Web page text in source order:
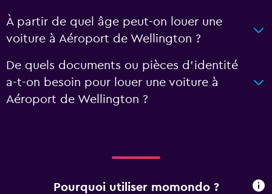
À partir de quel âge peut-on louer une
voiture à Aéroport de Wellington ?
De quels documents ou pièces d'identité
a-t-on besoin pour louer une voiture à
Aéroport de Wellington ?
Pourquoi utiliser momondo ?